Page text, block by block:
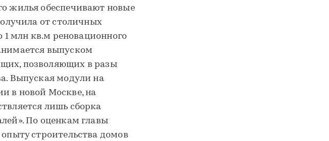
жилья обеспечивают новые
от столичных
1 млн кв.м реновационного
выпуском
позволяющих в разы
Выпуская модули на
в новой Москве, на
лишь сборка
По оценкам главы
строительства домов